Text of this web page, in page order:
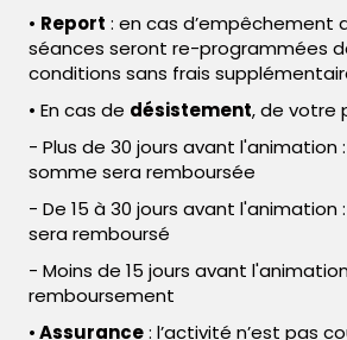
• Report : en cas d’empêchement
séances seront re-programmées
conditions sans frais
• En cas de désistement, de votre
- Plus de 30 jours avant
somme sera remboursée
- De 15 à 30 jours avant l'animation
sera remboursé
- Moins de 15 jours avant
remboursement
•Assurance: l’activité n’est pas